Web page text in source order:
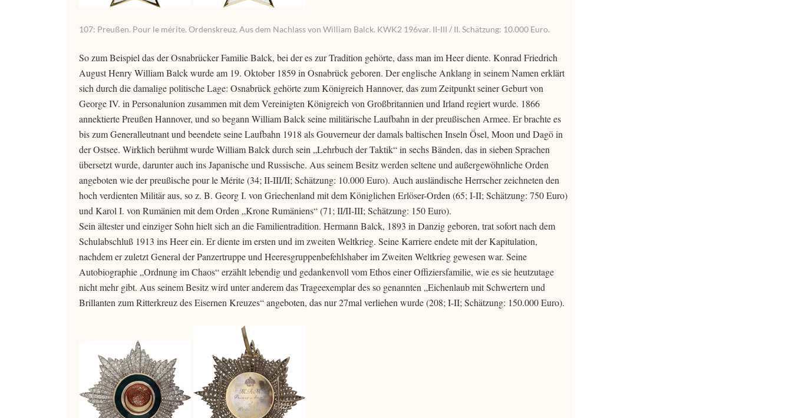
107: Preußen. Pour le mérite. Ordenskreuz. Aus dem Nachlass von William Balck. KWK2 196var. II-III / II. Schätzung: 10.000 Euro.
So zum Beispiel das der Osnabrücker Familie Balck, bei der es zur Tradition gehörte, dass man im Heer diente. Konrad Friedrich
August Henry William Balck wurde am 19. Oktober 1859 in Osnabrück geboren. Der englische Anklang in seinem Namen erklärt
sich durch die damalige politische Lage: Osnabrück gehörte zum Königreich Hannover, das zum Zeitpunkt seiner Geburt von
George IV. in Personalunion zusammen mit dem Vereinigten Königreich von Großbritannien und Irland regiert wurde. 1866
annektierte Preußen Hannover, und so begann William Balck seine militärische Laufbahn in der preußischen Armee. Er brachte es
bis zum Generalleutnant und beendete seine Laufbahn 1918 als Gouverneur der damals baltischen Inseln Ösel, Moon und Dagö in
der Ostsee. Wirklich berühmt wurde William Balck durch sein „Lehrbuch der Taktik“ in sechs Bänden, das in sieben Sprachen
übersetzt wurde, darunter auch ins Japanische und Russische. Aus seinem Besitz werden seltene und außergewöhnliche Orden
angeboten wie der preußische pour le Mérite (34; II-III/II; Schätzung: 10.000 Euro). Auch ausländische Herrscher zeichneten den
hoch verdienten Militär aus, so z. B. Georg I. von Griechenland mit dem Königlichen Erlöser-Orden (65; I-II; Schätzung: 750 Euro)
und Karol I. von Rumänien mit dem Orden „Krone Rumäniens“ (71; II/II-III; Schätzung: 150 Euro).
Sein ältester und einziger Sohn hielt sich an die Familientradition. Hermann Balck, 1893 in Danzig geboren, trat sofort nach dem
Schulabschluß 1913 ins Heer ein. Er diente im ersten und im zweiten Weltkrieg. Seine Karriere endete mit der Kapitulation,
nachdem er zuletzt General der Panzertruppe und Heeresgruppenbefehlshaber im Zweiten Weltkrieg gewesen war. Seine
Autobiographie „Ordnung im Chaos“ erzählt lebendig und gedankenvoll vom Ethos einer Offiziersfamilie, wie es sie heutzutage
nicht mehr gibt. Aus seinem Besitz wird unter anderem das Trageexemplar des so genannten „Eichenlaub mit Schwertern und
Brillanten zum Ritterkreuz des Eisernen Kreuzes“ angeboten, das nur 27mal verliehen wurde (208; I-II; Schätzung: 150.000 Euro).